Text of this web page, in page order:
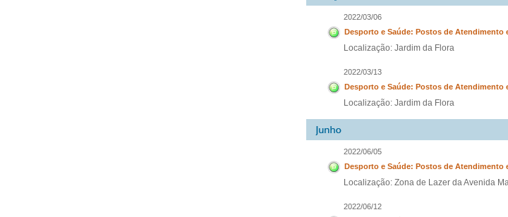
2022/03/06
Desporto e Saúde: Postos de Atendimento
Localização: Jardim da Flora
2022/03/13
Desporto e Saúde: Postos de Atendimento
Localização: Jardim da Flora
2022/06/05
Desporto e Saúde: Postos de Atendimento
Localização: Zona de Lazer da Avenida
2022/06/12